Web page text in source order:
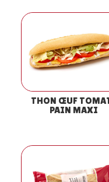
THON ŒUF
PAIN MAXI